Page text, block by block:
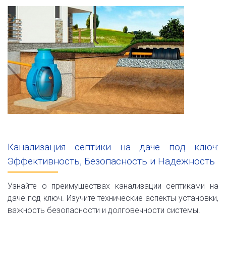
Канализация септики на даче под ключ:
Эффективность, Безопасность и Надежность
Узнайте о преимуществах канализации септиками на
даче под ключ. Изучите технические аспекты установки,
важность безопасности и долговечности системы.